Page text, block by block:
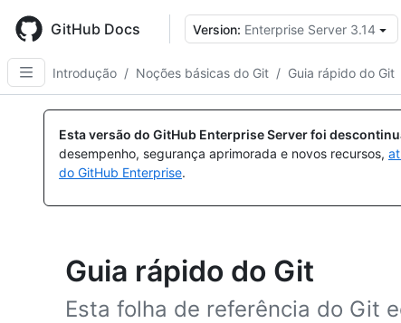
main
content
GitHub Docs Version: Enterprise Server 3.14
Introdução / Noções básicas do Git / Guia rápido do Git
Esta versão do GitHub Enterprise Server foi
desempenho, segurança aprimorada e novos recursos,
do GitHub Enterprise.
Guia rápido do Git
Esta folha de referência do Git